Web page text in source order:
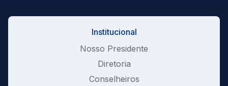
Institucional
Nosso Presidente
Diretoria
Conselheiros